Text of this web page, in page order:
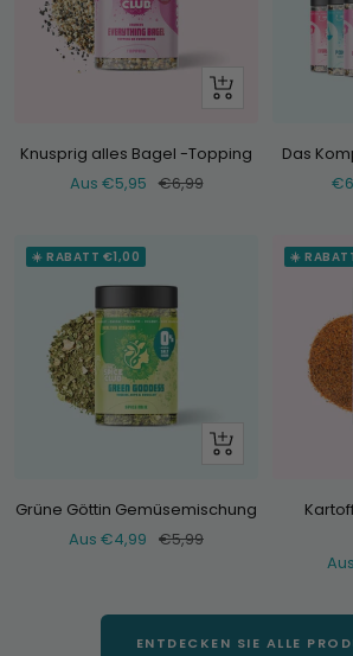
Schau
Knusprig alles Bagel -Topping
Verkaufspreis
Aus €5,95 Normaler
€6,99
Das
☀️ RABATT €1,00
Schau
Grüne Göttin Gemüsemischung
Verkaufspreis
Aus €4,99 Normaler
€5,99
☀️
ENTDECKEN SIE ALLE